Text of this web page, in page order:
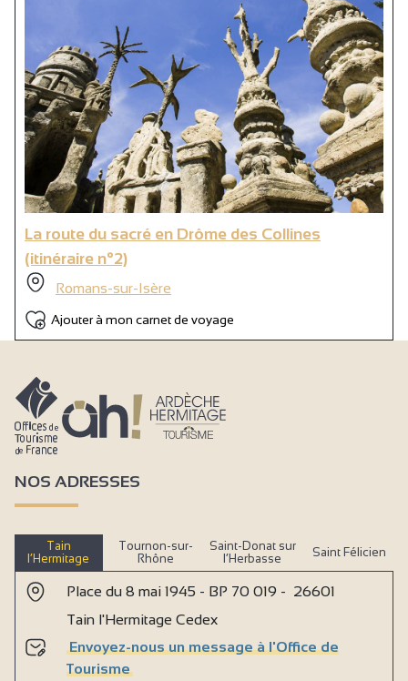
Canapé convertible
Lit 90 cm
Lit 140 cm
Matériel Bébé
Lit bébé
Baignoire bébé
Micro-ondes
Réfrigérateur
Sèche cheveux
Lave linge collectif
Télévision
Accès Internet privatif Wifi
Douches chaudes
Lavabos eau chaude
Lavoirs eau chaude
Sanitaires chauffés
Toilettes séparées
Réception
Séminaire/réunion
La route du sacré en Drôme des Collines
(itinéraire n°2)
Romans-sur-Isère
Ajouter à mon carnet de voyage
NOS ADRESSES
Tain
l’Hermitage
Tournon-sur-
Rhône
Saint-Donat sur
l’Herbasse
Saint Félicien
Place du 8 mai 1945 - BP 70 019 - 26601
Tain l'Hermitage Cedex
Envoyez-nous un message à l'Office de
Tourisme